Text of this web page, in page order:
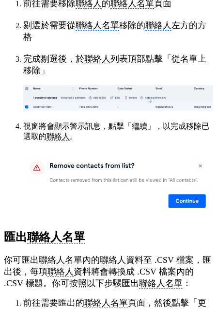
前往需要移除聯絡人 的聯絡人名單頁面
剔選於需要從聯絡人名單移除的聯絡人 左方的方
格
完成剔選後，於聯絡人 列表頂部點擊「從名單上
移除」
視窗將會顯示警示訊息，點擊「繼續」，以完成移除已
選取的聯絡人 。
匯出聯絡人名單
你可匯出聯絡人名單內的聯絡人 資料至 .CSV 檔案，匯
出後，每項聯絡人 資料將會轉換成 .CSV 檔案內的
.CSV 標題。你可按照以下步驟匯出聯絡人名單 ：
前往需要匯出的聯絡人名單頁面，然後點擊「更